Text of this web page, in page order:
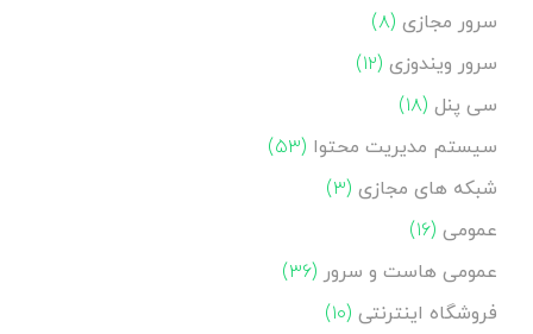
سرور مجازی (۸)
سرور ویندوزی (۱۲)
سی پنل (۱۸)
سیستم مدیریت محتوا (۵۳)
شبکه های مجازی (۳)
عمومی (۱۶)
عمومی هاست و سرور (۳۶)
فروشگاه اینترنتی (۱۰)